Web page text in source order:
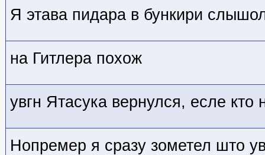
Я этава пидара в бункири
на Гитлера похож
увгн Ятасука вернулся, есле кто
Нопремер я сразу зометел што